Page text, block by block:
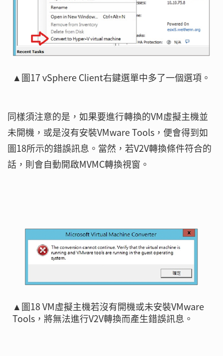
▲圖17 vSphere Client右鍵選單中多了一個選項。
同樣須注意的是，如果要進行轉換的VM虛擬主機並
未開機，或是沒有安裝VMware Tools，便會得到如
圖18所示的錯誤訊息。當然，若V2V轉換條件符合的
話，則會自動開啟MVMC轉換視窗。
▲圖18 VM虛擬主機若沒有開機或未安裝VMware
Tools，將無法進行V2V轉換而產生錯誤訊息。